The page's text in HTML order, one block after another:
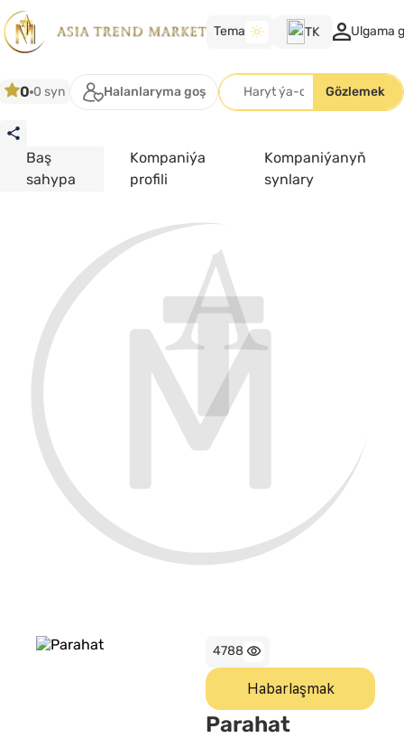
Tema TK Ulgama
0 0 syn Halanlaryma goş Gözlemek
Baş
sahypa
Kompaniýa
profili
Kompaniýanyň
synlary
4788
Habarlaşmak
Parahat